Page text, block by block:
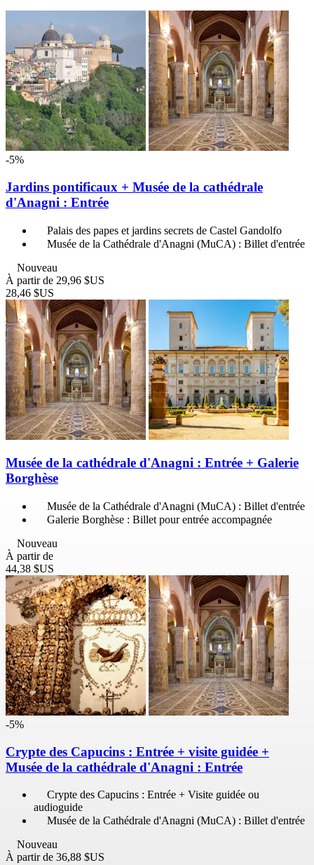
-5%
Jardins pontificaux + Musée de la cathédrale
d'Anagni : Entrée
Palais des papes et jardins secrets de Castel Gandolfo
Musée de la Cathédrale d'Anagni (MuCA) : Billet d'entrée
Nouveau
À partir de 29,96 $US
28,46 $US
Musée de la cathédrale d'Anagni : Entrée + Galerie
Borghèse
Musée de la Cathédrale d'Anagni (MuCA) : Billet d'entrée
Galerie Borghèse : Billet pour entrée accompagnée
Nouveau
À partir de
44,38 $US
-5%
Crypte des Capucins : Entrée + visite guidée +
Musée de la cathédrale d'Anagni : Entrée
Crypte des Capucins : Entrée + Visite guidée ou
audioguide
Musée de la Cathédrale d'Anagni (MuCA) : Billet d'entrée
Nouveau
À partir de 36,88 $US